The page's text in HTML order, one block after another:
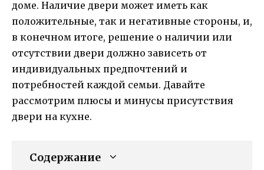
доме. Наличие двери может иметь как
положительные, так и негативные стороны, и,
в конечном итоге, решение о наличии или
отсутствии двери должно зависеть от
индивидуальных предпочтений и
потребностей каждой семьи. Давайте
рассмотрим плюсы и минусы присутствия
двери на кухне.
Содержание